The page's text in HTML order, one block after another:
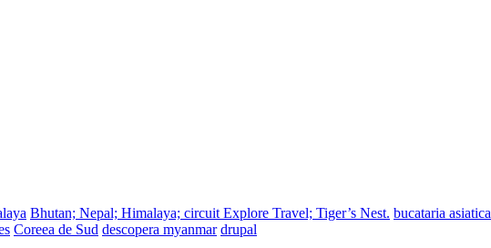
Bhutan; Nepal; Himalaya; circuit Explore Travel; Tiger’s Nest. bucataria asiatica
Coreea de Sud descopera myanmar drupal